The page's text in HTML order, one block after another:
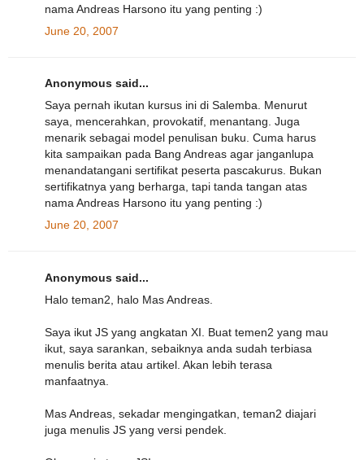
nama Andreas Harsono itu yang penting :)
June 20, 2007
Anonymous said...
Saya pernah ikutan kursus ini di Salemba. Menurut
saya, mencerahkan, provokatif, menantang. Juga
menarik sebagai model penulisan buku. Cuma harus
kita sampaikan pada Bang Andreas agar janganlupa
menandatangani sertifikat peserta pascakurus. Bukan
sertifikatnya yang berharga, tapi tanda tangan atas
nama Andreas Harsono itu yang penting :)
June 20, 2007
Anonymous said...
Halo teman2, halo Mas Andreas.
Saya ikut JS yang angkatan XI. Buat temen2 yang mau
ikut, saya sarankan, sebaiknya anda sudah terbiasa
menulis berita atau artikel. Akan lebih terasa
manfaatnya.
Mas Andreas, sekadar mengingatkan, teman2 diajari
juga menulis JS yang versi pendek.